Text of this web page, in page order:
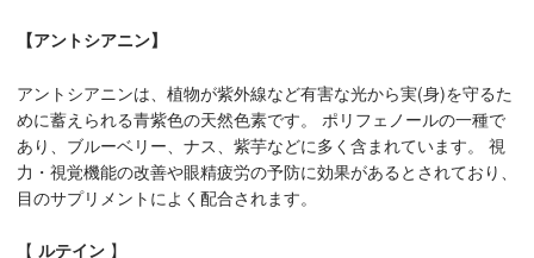
【アントシアニン】
アントシアニンは、植物が紫外線など有害な光から実(身)を守るた
めに蓄えられる青紫色の天然色素です。 ポリフェノールの一種で
あり、ブルーベリー、ナス、紫芋などに多く含まれています。 視
力・視覚機能の改善や眼精疲労の予防に効果があるとされており、
目のサプリメントによく配合されます。
【 ルテイン 】